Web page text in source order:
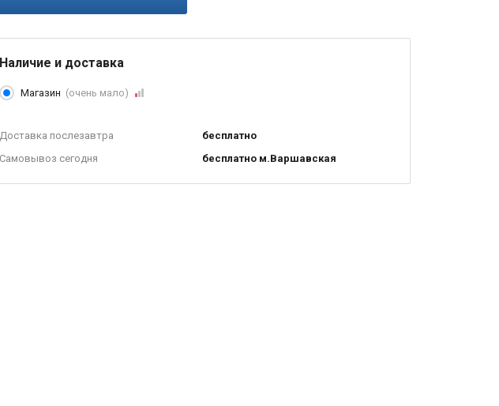
Наличие и доставка
Магазин (очень мало)
Доставка послезавтра
бесплатно
Самовывоз сегодня
бесплатно м.Варшавская